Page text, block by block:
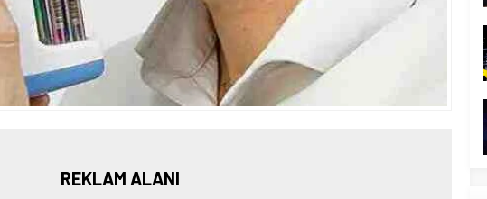
REKLAM ALANI